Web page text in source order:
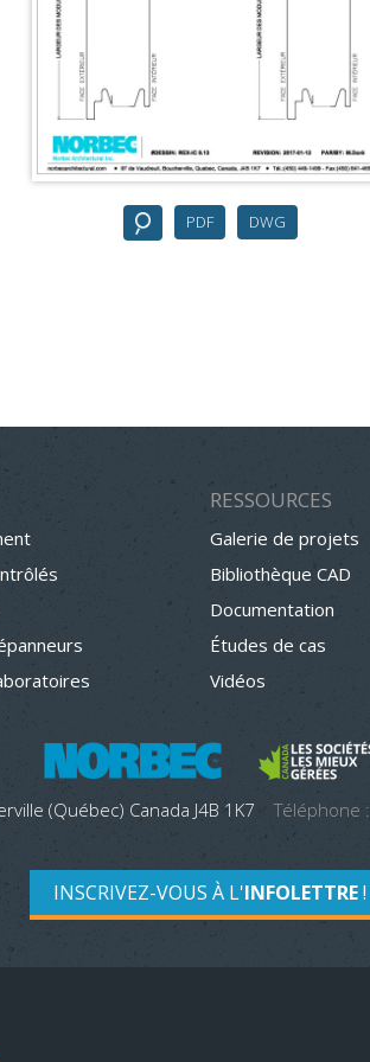
PDF DWG
RESSOURCES
Galerie de projets
Bibliothèque CAD
Documentation
Études de cas
Vidéos
(Québec) Canada J4B 1K7 Téléphone :
INSCRIVEZ-VOUS À L'INFOLETTRE!